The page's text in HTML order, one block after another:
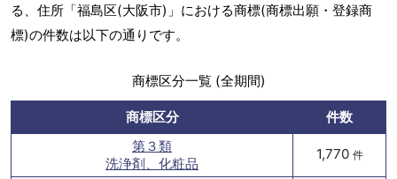
る、住所「福島区(大阪市)」における商標(商標出願・登録商
標)の件数は以下の通りです。
商標区分一覧 (全期間)
商標区分
件数
第３類
洗浄剤、化粧品
1,770 件